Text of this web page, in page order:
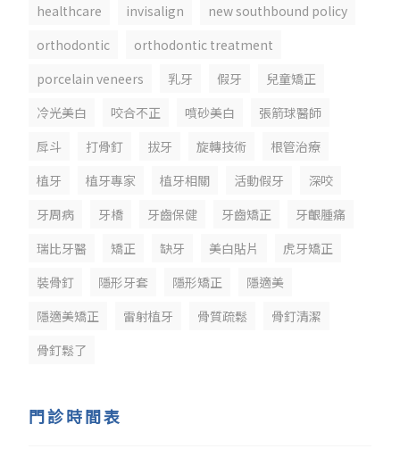
healthcare
invisalign
new southbound policy
orthodontic
orthodontic treatment
porcelain veneers
乳牙 假牙
兒童矯正
冷光美白
咬合不正 噴砂美白
張箭球醫師
戽斗
打骨釘 拔牙 旋轉技術
根管治療
植牙
植牙專家 植牙相關 活動假牙
深咬
牙周病
牙橋 牙齒保健 牙齒矯正
牙齦腫痛
瑞比牙醫
矯正 缺牙 美白貼片
虎牙矯正
裝骨釘
隱形牙套 隱形矯正
隱適美
隱適美矯正
雷射植牙 骨質疏鬆
骨釘清潔
骨釘鬆了
門診時間表